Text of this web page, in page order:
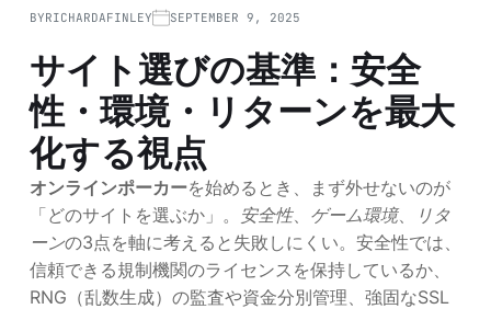
BYRICHARDAFINLEY SEPTEMBER 9, 2025
サイト選びの基準：安全
性・環境・リターンを最大
化する視点
オンラインポーカーを始めるとき、まず外せないのが
「どのサイトを選ぶか」。 安全性、 ゲーム環境、
リタ
ーンの3点を軸に考えると失敗しにくい。安全性では、
信頼できる規制機関のライセンスを保持しているか、
RNG（乱数生成）の監査や資金分別管理、強固なSSL